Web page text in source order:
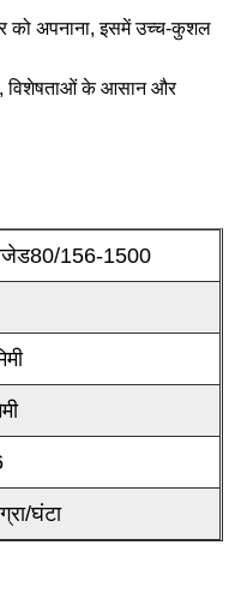
को अपनाना, इसमें उच्च-कुशल
विशेषताओं के आसान और
156-1500
घंटा